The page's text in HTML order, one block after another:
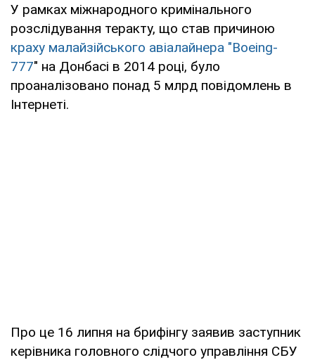
У рамках міжнародного кримінального
розслідування теракту, що став причиною
краху малайзійського авіалайнера "Boeing-
777" на Донбасі в 2014 році, було
проаналізовано понад 5 млрд повідомлень в
Інтернеті.
Про це 16 липня на брифінгу заявив заступник
керівника головного слідчого управління СБУ